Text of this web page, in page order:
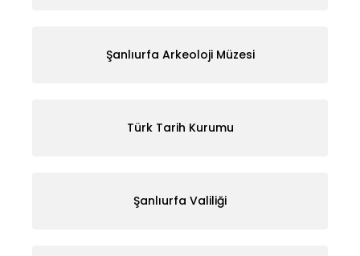
Şanlıurfa Arkeoloji Müzesi
Türk Tarih Kurumu
Şanlıurfa Valiliği